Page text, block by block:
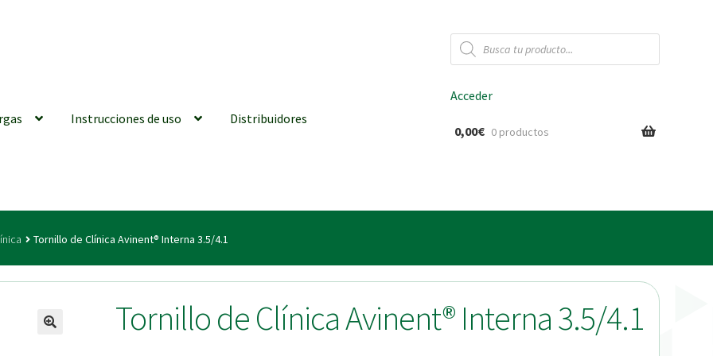
Búsqueda
de
productos
Instrucciones de uso Distribuidores
generales Conexiones CAD CAM Distribuidores
| Tienda Online!
Acceder
0,00€ 0 productos
Tornillo de Clínica Avinent® Interna 3.5/4.1
Tornillo de Clínica Avinent® Interna 3.5/4.1